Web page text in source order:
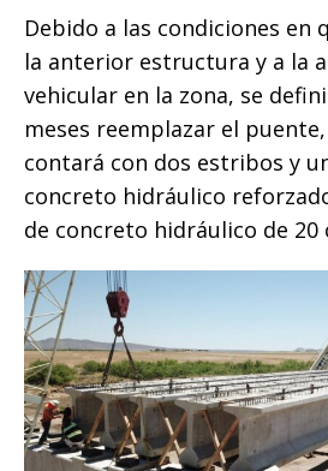
Debido a las condiciones en
la anterior estructura y a la
vehicular en la zona, se
meses reemplazar el
contará con dos estribos y
concreto hidráulico
de concreto hidráulico de